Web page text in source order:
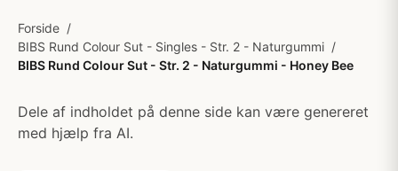
Forside /
BIBS Rund Colour Sut - Singles - Str. 2 - Naturgummi /
BIBS Rund Colour Sut - Str. 2 - Naturgummi - Honey Bee
Dele af indholdet på denne side kan være genereret
med hjælp fra AI.